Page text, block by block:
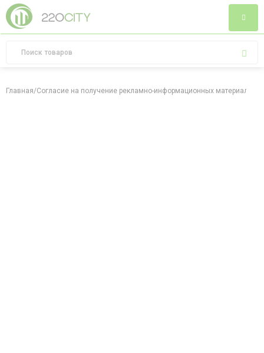
Главная/Согласие на получение рекламно-информационных материалов